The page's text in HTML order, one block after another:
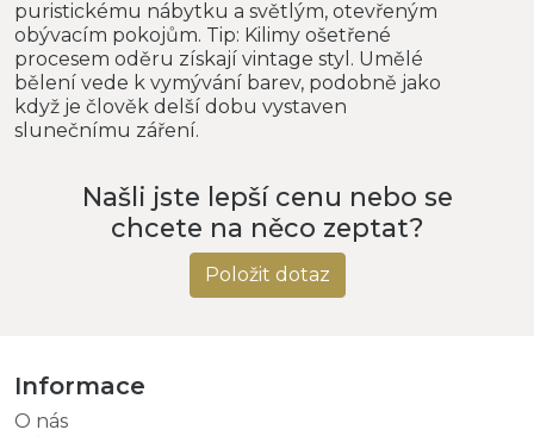
puristickému nábytku a světlým, otevřeným
obývacím pokojům. Tip: Kilimy ošetřené
procesem oděru získají vintage styl. Umělé
bělení vede k vymývání barev, podobně jako
když je člověk delší dobu vystaven
slunečnímu záření.
Našli jste lepší cenu nebo se
chcete na něco zeptat?
Položit dotaz
Informace
O nás